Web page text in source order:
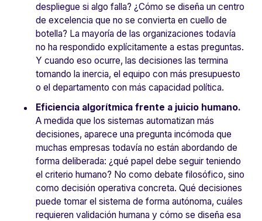
despliegue si algo falla? ¿Cómo se diseña un centro
de excelencia que no se convierta en cuello de
botella? La mayoría de las organizaciones todavía
no ha respondido explícitamente a estas preguntas.
Y cuando eso ocurre, las decisiones las termina
tomando la inercia, el equipo con más presupuesto
o el departamento con más capacidad política.
Eficiencia algorítmica frente a juicio humano.
A medida que los sistemas automatizan más
decisiones, aparece una pregunta incómoda que
muchas empresas todavía no están abordando de
forma deliberada: ¿qué papel debe seguir teniendo
el criterio humano? No como debate filosófico, sino
como decisión operativa concreta. Qué decisiones
puede tomar el sistema de forma autónoma, cuáles
requieren validación humana y cómo se diseña esa